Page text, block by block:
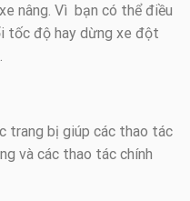
nâng. Vì bạn có thể điều
tốc độ hay dừng xe đột
trang bị giúp các thao tác
và các thao tác chính